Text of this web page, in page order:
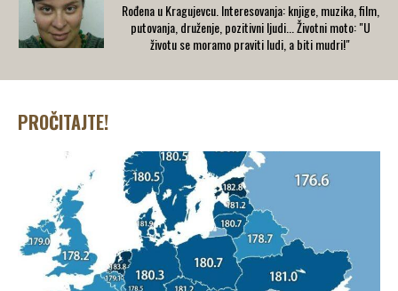
​Rođena u Kragujevcu. Interesovanja: knjige, muzika, film,
putovanja, druženje, pozitivni ljudi... Životni moto: "U
životu se moramo praviti ludi, a biti mudri!"
PROČITAJTE!